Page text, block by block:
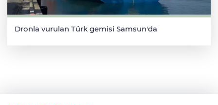
Dronla vurulan Türk gemisi Samsun'da